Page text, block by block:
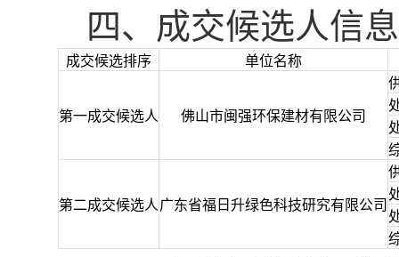
四、 成交候选人信息
成交候选排序 单位名称
第一成交候选人 佛山市闽强环保建材有限公司
第二成交候选人 广东省福日升绿色科技研究有限公司